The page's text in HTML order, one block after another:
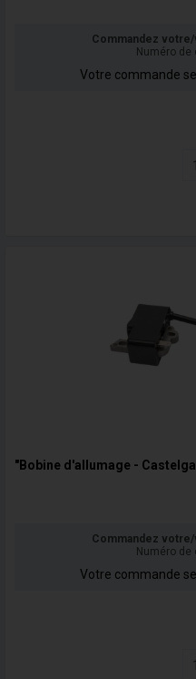
Commandez
Numéro
Votre commande
"Bobine d'allumage -
Commandez
Numéro
Votre commande